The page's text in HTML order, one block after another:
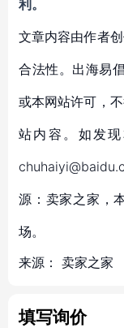
利。
文章内容由作者
合法性。出海易
或本网站许可，
站内容。如发
源：卖家之家，
场。
来源： 卖家之家
填写询价